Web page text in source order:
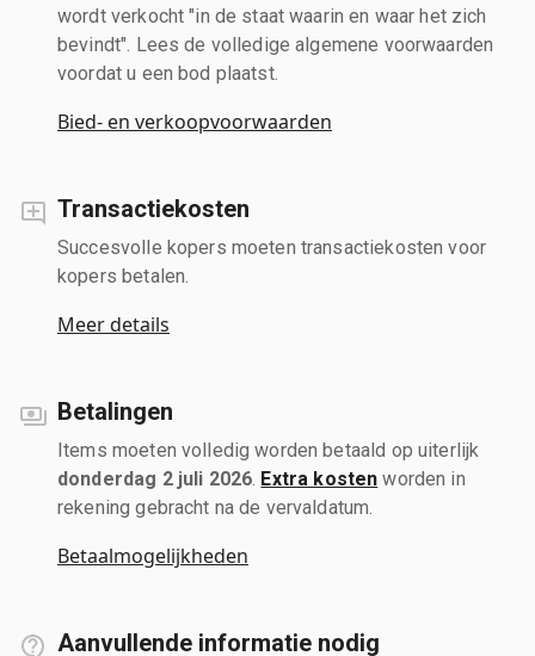
wordt verkocht "in de staat waarin en waar het zich
bevindt". Lees de volledige algemene voorwaarden
voordat u een bod plaatst.
Bied- en verkoopvoorwaarden
Transactiekosten
Succesvolle kopers moeten transactiekosten voor
kopers betalen.
Meer details
Betalingen
Items moeten volledig worden betaald op uiterlijk
donderdag 2 juli 2026 Extra kosten worden in
rekening gebracht na de vervaldatum.
Betaalmogelijkheden
Aanvullende informatie nodig